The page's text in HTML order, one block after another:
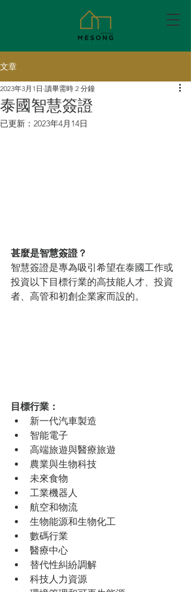
文章
泰國智慧簽證
2023年3月1日 讀畢需時 2 分鐘
已更新： 2023年4月14日
甚麼是智慧簽證？
智慧簽證是專為吸引希望在泰國工作或
投資以下目標行業的高技能人才、投資
者、高管和初創企業家而設的。
目標行業：
新一代汽車製造
智能電子
高端旅遊與醫療旅遊
農業與生物科技
未來食物
工業機器人
航空和物流
生物能源和生物化工
數碼行業
醫療中心
替代性糾紛調解
科技人力資源